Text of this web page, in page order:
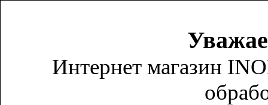
Интернет магазин